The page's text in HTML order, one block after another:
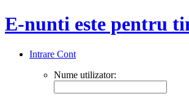
E-nunti este pentru
Intrare Cont
Nume utilizator: